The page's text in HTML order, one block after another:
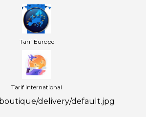
Tarif Europe
Tarif international